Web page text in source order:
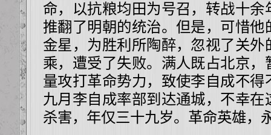
命，以抗粮均田为号召，转战十
推翻了明朝的统治。但是，可惜
金星，为胜利所陶醉，忽视了关
乘，遭受了失败。满人既占北京
量攻打革命势力，致使李自成不
九月李自成率部到达通城，不幸
杀害，年仅三十九岁。革命英雄，